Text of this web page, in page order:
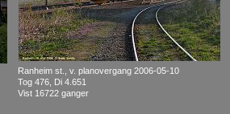
Ranheim st., v. planovergang 2006-05-10
Tog 476, Di 4.651
Vist 16722 ganger